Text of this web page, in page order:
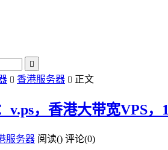

 香港服务器  正文
v.ps，香港大带宽VPS
服务器 阅读() 评论(0)